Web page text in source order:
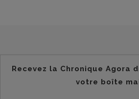
Recevez la Chronique Agora
votre boîte